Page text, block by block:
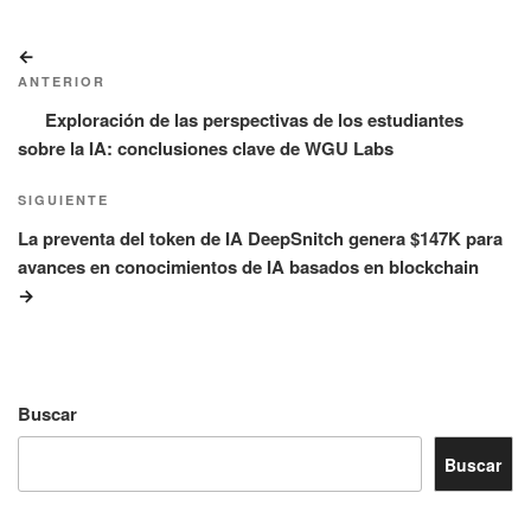
de
entradas
anterior:
ANTERIOR
Exploración de las perspectivas de los estudiantes
sobre la IA: conclusiones clave de WGU Labs
Siguiente
entrada
SIGUIENTE
La preventa del token de IA DeepSnitch genera $147K para
avances en conocimientos de IA basados en blockchain
Buscar
Buscar